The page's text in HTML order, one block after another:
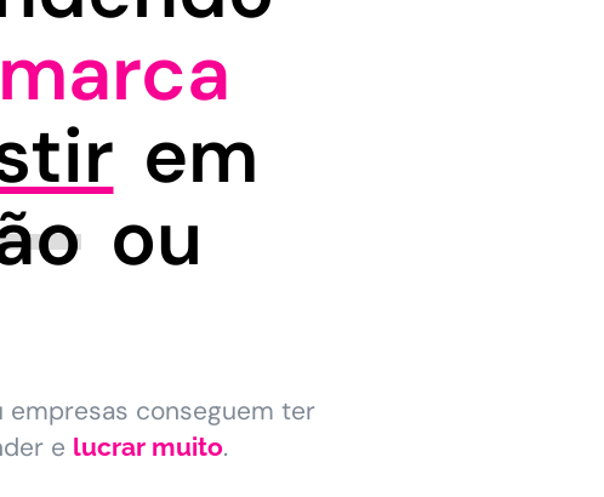
em
ou
empresas conseguem ter
e lucrar muito.